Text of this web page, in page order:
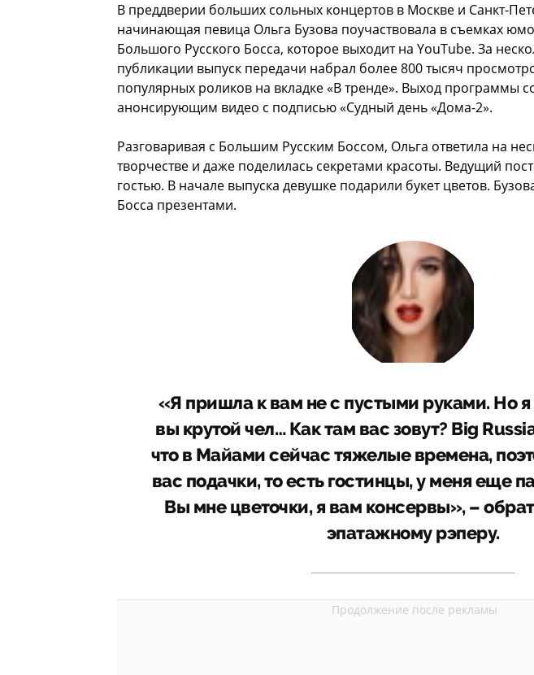
В преддверии больших сольных концертов в Москве и Санкт-
начинающая певица Ольга Бузова поучаствовала в съемках
Большого Русского Босса, которое выходит на YouTube. За
публикации выпуск передачи набрал более 800 тысяч
популярных роликов на вкладке «В тренде». Выход программы
анонсирующим видео с подписью «Судный день «Дома-2».
Разговаривая с Большим Русским Боссом, Ольга ответила на
творчестве и даже поделилась секретами красоты. Ведущий
гостью. В начале выпуска девушке подарили букет цветов.
Босса презентами.
«Я пришла к вам не с пустыми руками. Но
вы крутой чел… Как там вас зовут? Big
что в Майами сейчас тяжелые времена,
вас подачки, то есть гостинцы, у меня еще
Вы мне цветочки, я вам консервы», –
эпатажному рэперу.